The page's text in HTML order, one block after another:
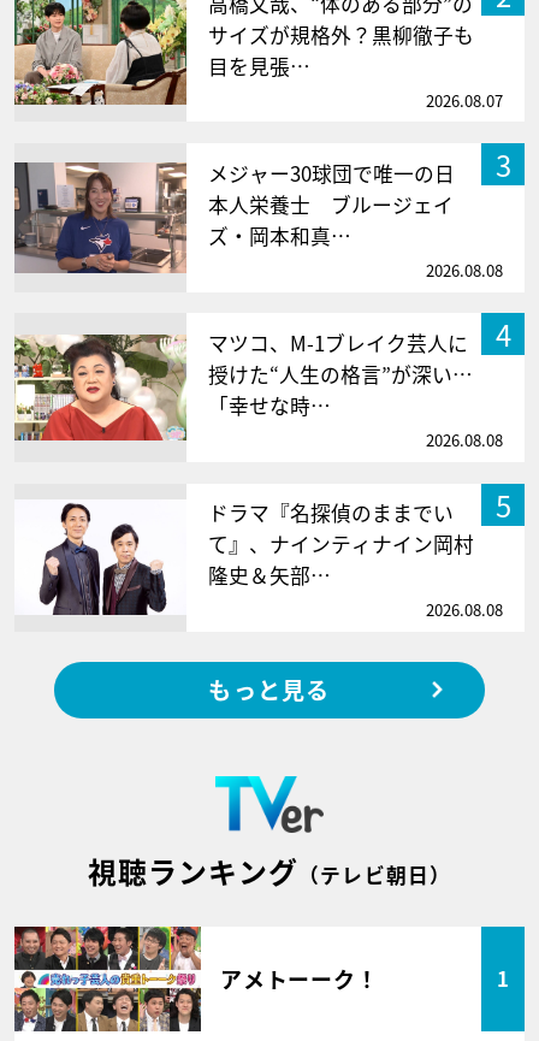
サイズが規格外？黒柳徹子も
目を見張…
2026.08.07
3
メジャー30球団で唯一の日
本人栄養士 ブルージェイ
ズ・岡本和真…
2026.08.08
4
マツコ、M-1ブレイク芸人に
授けた“人生の格言”が深い…
「幸せな時…
2026.08.08
5
ドラマ『名探偵のままでい
て』、ナインティナイン岡村
隆史＆矢部…
2026.08.08
もっと見る
視聴ランキング （テレビ朝日）
アメトーーク！ 1